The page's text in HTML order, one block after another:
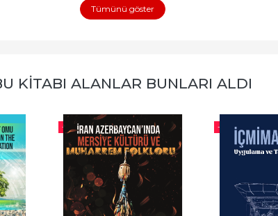
Tümünü göster
KITABI ALANLAR BUNLARI ALDI
-% 10 -%